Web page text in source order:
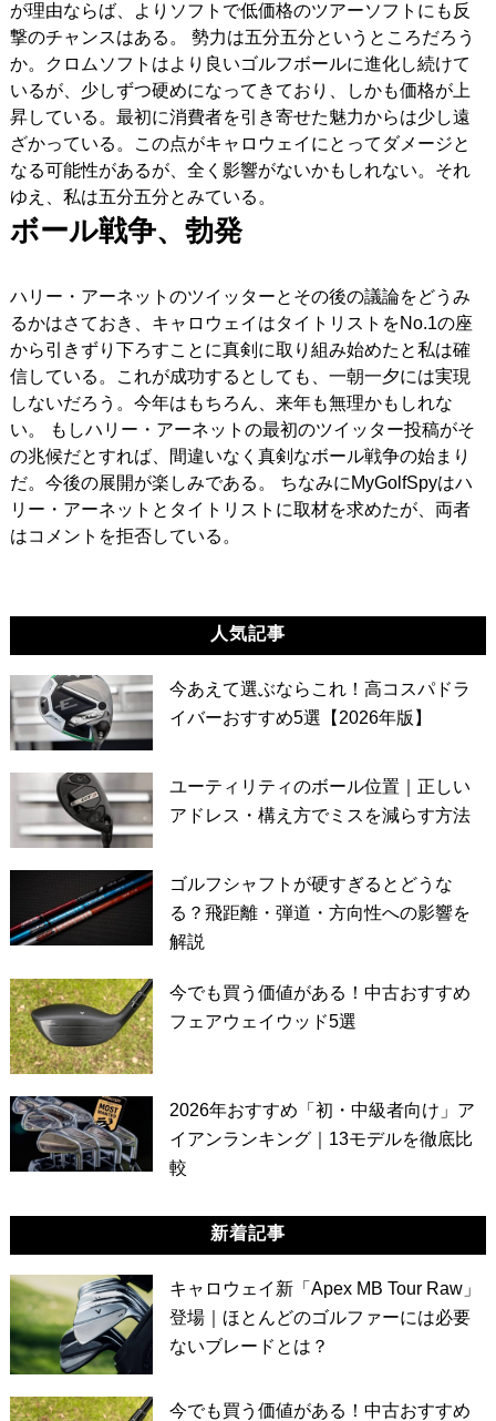
が理由ならば、よりソフトで低価格のツアーソフトにも反
撃のチャンスはある。
勢力は五分五分というところだろう
か。クロムソフトはより良いゴルフボールに進化し続けて
いるが、少しずつ硬めになってきており、しかも価格が上
昇している。最初に消費者を引き寄せた魅力からは少し遠
ざかっている。この点がキャロウェイにとってダメージと
なる可能性があるが、全く影響がないかもしれない。それ
ゆえ、私は五分五分とみている。
ボール戦争、勃発
ハリー・アーネットのツイッターとその後の議論をどうみ
るかはさておき、キャロウェイはタイトリストをNo.1の座
から引きずり下ろすことに真剣に取り組み始めたと私は確
信している。これが成功するとしても、一朝一夕には実現
しないだろう。今年はもちろん、来年も無理かもしれな
い。 もしハリー・アーネットの最初のツイッター投稿がそ
の兆候だとすれば、間違いなく真剣なボール戦争の始まり
だ。今後の展開が楽しみである。 ちなみにMyGolfSpyはハ
リー・アーネットとタイトリストに取材を求めたが、両者
はコメントを拒否している。
人気記事
今あえて選ぶならこれ！高コスパドラ
イバーおすすめ5選【2026年版】
ユーティリティのボール位置｜正しい
アドレス・構え方でミスを減らす方法
ゴルフシャフトが硬すぎるとどうな
る？飛距離・弾道・方向性への影響を
解説
今でも買う価値がある！中古おすすめ
フェアウェイウッド5選
2026年おすすめ「初・中級者向け」ア
イアンランキング｜13モデルを徹底比
較
新着記事
キャロウェイ新「Apex MB Tour Raw」
登場｜ほとんどのゴルファーには必要
ないブレードとは？
今でも買う価値がある！中古おすすめ